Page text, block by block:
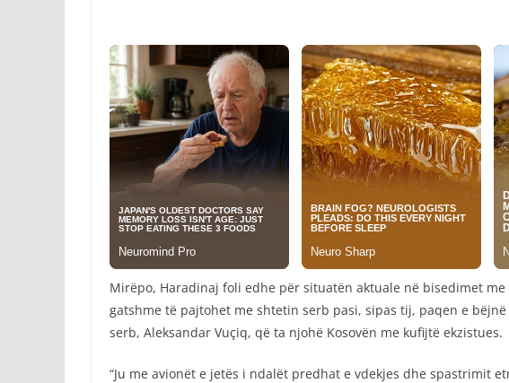
Mirëpo, Haradinaj foli edhe për situatën aktuale në bisedimet me
gatshme të pajtohet me shtetin serb pasi, sipas tij, paqen e
serb, Aleksandar Vuçiq, që ta njohë Kosovën me kufijtë ekzistues.
“Ju me avionët e jetës i ndalët predhat e vdekjes dhe spastrimit